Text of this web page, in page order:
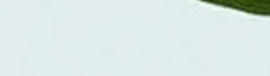
Ein Vorteil der Alocasia ist ihre luftreinigende Wirkung, sie filtert Schadstoffe aus